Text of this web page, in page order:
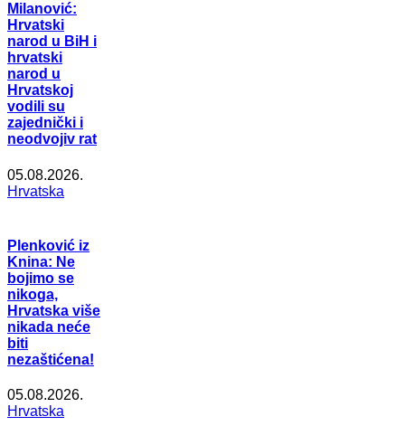
Milanović:
Hrvatski
narod u BiH i
hrvatski
narod u
Hrvatskoj
vodili su
zajednički i
neodvojiv rat
05.08.2026.
Hrvatska
Plenković iz
Knina: Ne
bojimo se
nikoga,
Hrvatska više
nikada neće
biti
nezaštićena!
05.08.2026.
Hrvatska